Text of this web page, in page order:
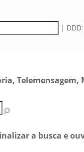
| DDD:
Telemensagem,
a busca e